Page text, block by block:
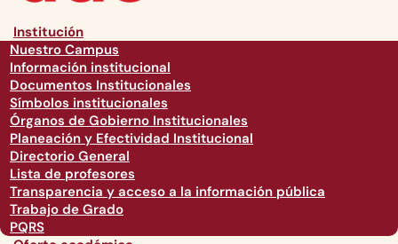
Institución
Nuestro Campus
Información institucional
Documentos Institucionales
Símbolos institucionales
Órganos de Gobierno Institucionales
Planeación y Efectividad Institucional
Directorio General
Lista de profesores
Transparencia y acceso a la información pública
Trabajo de Grado
PQRS